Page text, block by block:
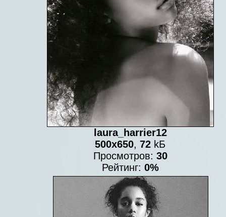
laura_harrier12
500x650,72 kБ
Просмотров: 30
Рейтинг: 0%